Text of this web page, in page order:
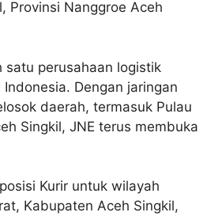
Provinsi Nanggroe Aceh
satu perusahaan logistik
Dengan jaringan
daerah, termasuk Pulau
Singkil, JNE terus membuka
Kurir untuk wilayah
Kabupaten Aceh Singkil,